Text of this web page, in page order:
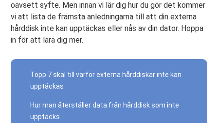
oavsett syfte. Men innan vi lär dig hur du gör det kommer
vi att lista de främsta anledningarna till att din externa
hårddisk inte kan upptäckas eller nås av din dator. Hoppa
in för att lära dig mer.
Topp 7 skäl till varför externa hårddiskar inte kan
upptäckas
Hur man återställer data från hårddisk som inte
upptäcks